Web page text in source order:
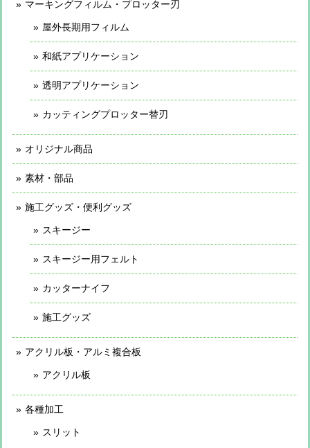
マーキングフィルム・プロッター刃
屋外長期用フィルム
和紙アプリケーション
透明アプリケーション
カッティングプロッター替刃
オリジナル商品
素材・部品
施工グッズ・便利グッズ
スキージー
スキージー用フェルト
カッターナイフ
施工グッズ
アクリル板・アルミ複合板
アクリル板
各種加工
スリット